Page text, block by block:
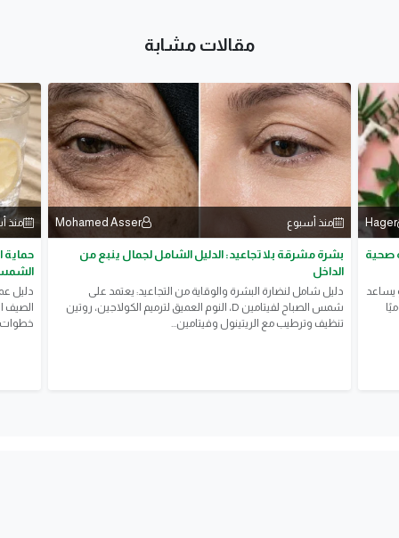
مقالات مشابة
Hager
صحية
يساعد
منذ أسبوع Mohamed Asser
بشرة مشرقة بلا تجاعيد: الدليل الشامل لجمال ينبع من
الداخل
دليل شامل لنضارة البشرة والوقاية من التجاعيد: يعتمد على
شمس الصباح لفيتامين D، النوم العميق لترميم الكولاجين، روتين
تنظيف وترطيب مع الريتينول وفيتامين...
منذ
الشمس
​دليل
الصيف
خطوات